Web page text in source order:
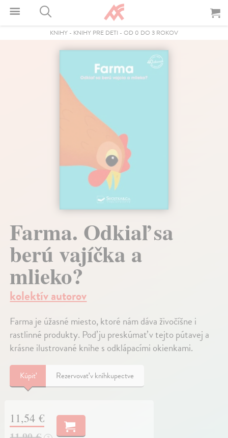
KNIHY - KNIHY PRE DETI - OD 0 DO 3 ROKOV
Farma. Odkiaľ sa
berú vajíčka a
mlieko?
kolektív autorov
Farma je úžasné miesto, ktoré nám dáva živočíšne i
rastlinné produkty. Poď ju preskúmať v tejto pútavej a
krásne ilustrované knihe s odklápacími okienkami.
Kúpiť Rezervovať v kníhkupectve
11,54 €